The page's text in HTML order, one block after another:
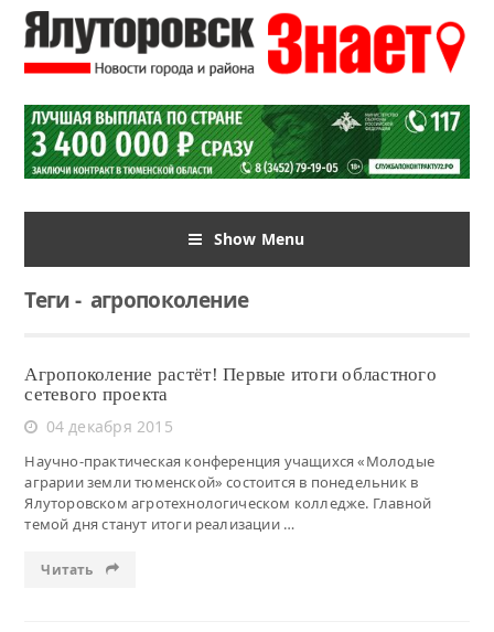
Show Menu
Теги-агропоколение
Агропоколение растёт! Первые итоги областного
сетевого проекта
04 декабря 2015
Научно-практическая конференция учащихся «Молодые
аграрии земли тюменской» состоится в понедельник в
Ялуторовском агротехнологическом колледже. Главной
темой дня станут итоги реализации …
Читать